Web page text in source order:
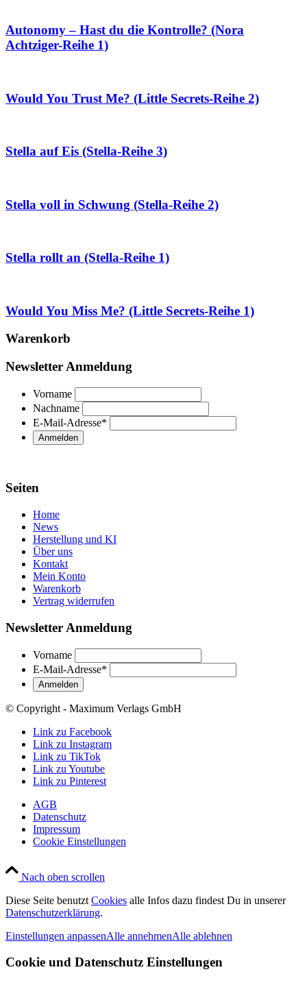
Autonomy – Hast du die Kontrolle? (Nora
Achtziger-Reihe 1)
Would You Trust Me? (Little Secrets-Reihe 2)
Stella auf Eis (Stella-Reihe 3)
Stella voll in Schwung (Stella-Reihe 2)
Stella rollt an (Stella-Reihe 1)
Would You Miss Me? (Little Secrets-Reihe 1)
Warenkorb
Newsletter Anmeldung
Vorname
Nachname
E-Mail-Adresse*
Seiten
Home
News
Herstellung und KI
Über uns
Kontakt
Mein Konto
Warenkorb
Vertrag widerrufen
Newsletter Anmeldung
Vorname
E-Mail-Adresse*
© Copyright - Maximum Verlags GmbH
Link zu Facebook
Link zu Instagram
Link zu TikTok
Link zu Youtube
Link zu Pinterest
AGB
Datenschutz
Impressum
Cookie Einstellungen
Nach oben scrollen
Diese Seite benutzt Cookies alle Infos dazu findest Du in unserer
Datenschutzerklärung.
Einstellungen anpassenAlle annehmenAlle ablehnen
Cookie und Datenschutz Einstellungen